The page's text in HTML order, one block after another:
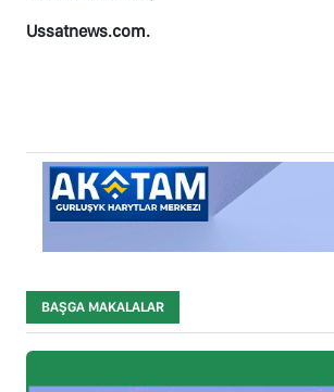
Ussatnews.com.
BAŞGA MAKALALAR